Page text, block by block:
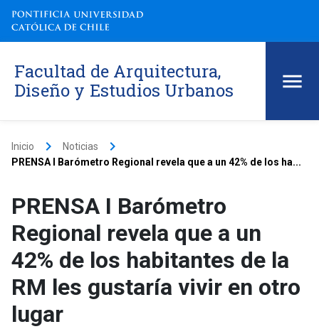
Facultad de Arquitectura,
Diseño y Estudios Urbanos
Inicio keyboard_arrow_right Noticias keyboard_arrow_right
PRENSA I Barómetro Regional revela que a un 42% de los ha...
PRENSA I Barómetro
Regional revela que a un
42% de los habitantes de la
RM les gustaría vivir en otro
lugar